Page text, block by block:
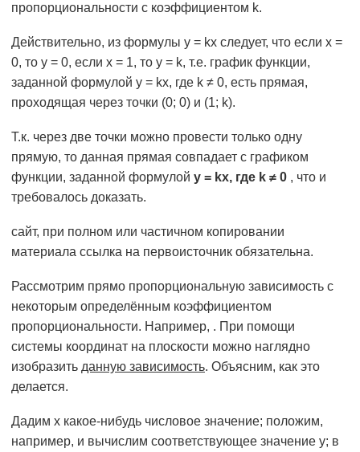
пропорциональности с коэффициентом k.
Действительно, из формулы у = kх следует, что если х =
0, то у = 0, если х = 1, то у = k, т.е. график функции,
заданной формулой у = kх, где k ≠ 0, есть прямая,
проходящая через точки (0; 0) и (1; k).
Т.к. через две точки можно провести только одну
прямую, то данная прямая совпадает с графиком
функции, заданной формулой у = kх, где k ≠ 0 , что и
требовалось доказать.
сайт, при полном или частичном копировании
материала ссылка на первоисточник обязательна.
Рассмотрим прямо пропорциональную зависимость с
некоторым определённым коэффициентом
пропорциональности. Например, . При помощи
системы координат на плоскости можно наглядно
изобразить данную зависимость. Объясним, как это
делается.
Дадим х какое-нибудь числовое значение; положим,
например, и вычислим соответствующее значение у; в